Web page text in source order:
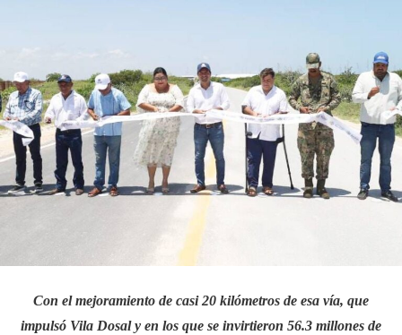
Con el mejoramiento de casi 20 kilómetros de esa vía, que
impulsó Vila Dosal y en los que se invirtieron 56.3 millones de